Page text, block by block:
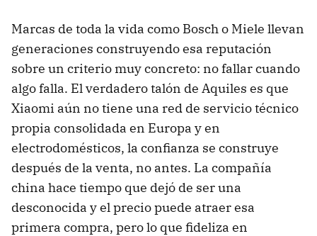
Marcas de toda la vida como Bosch o Miele llevan
generaciones construyendo esa reputación
sobre un criterio muy concreto: no fallar cuando
algo falla. El verdadero talón de Aquiles es que
Xiaomi aún no tiene una red de servicio técnico
propia consolidada en Europa y en
electrodomésticos, la confianza se construye
después de la venta, no antes. La compañía
china hace tiempo que dejó de ser una
desconocida y el precio puede atraer esa
primera compra, pero lo que fideliza en